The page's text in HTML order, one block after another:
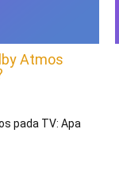
Atmos
pada TV: Apa